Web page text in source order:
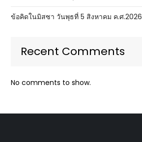
ข้อคิดในมิสซา วันพุธที่ 5 สิงหาคม ค.ศ.2026
Recent Comments
No comments to show.